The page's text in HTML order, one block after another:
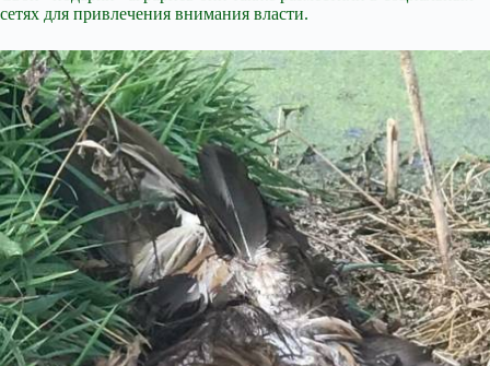
сетях для привлечения внимания власти.